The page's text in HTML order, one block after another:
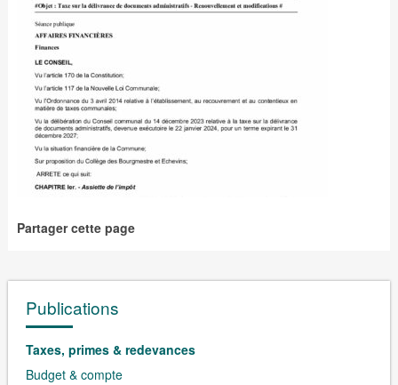
Partager cette page
Publications
Taxes, primes & redevances
Budget & compte